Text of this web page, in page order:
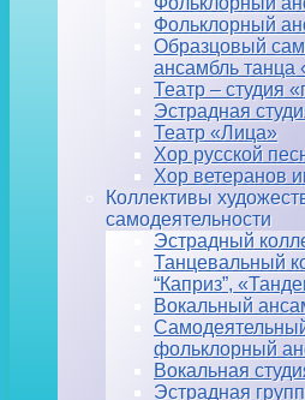
Фольклорный
Образцовый
ансамбль танца
Театр – студия
Эстрадная
Театр «Лица»
Хор русской
Хор ветеранов
Коллективы
самодеятельности
Эстрадный
Танцевальный
“Каприз”,
Вокальный
фольклорный
Вокальная
Эстрадная